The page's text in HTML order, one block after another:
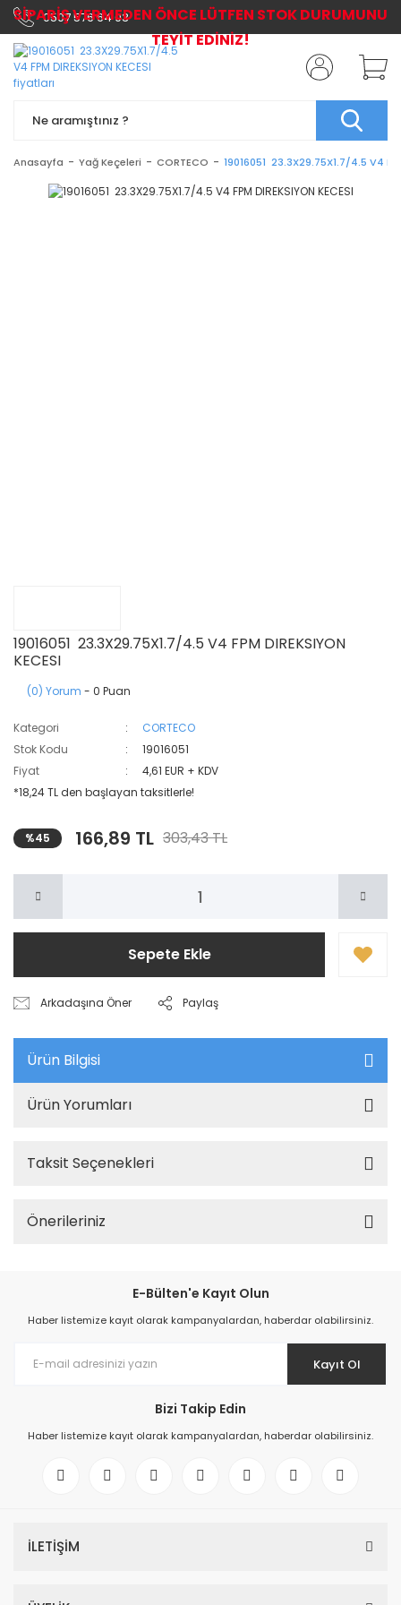
0507 576 64 03
Anasayfa Yağ Keçeleri CORTECO 19016051 23.3X29.75X1.7/4.5 V4
19016051 23.3X29.75X1.7/4.5 V4 FPM DIREKSIYON
KECESI
(0) Yorum - 0 Puan
Kategori
CORTECO
Stok Kodu
19016051
Fiyat
4,61 EUR + KDV
*18,24 TL den başlayan taksitlerle!
%45 166,89 TL 303,43 TL
Sepete Ekle
Arkadaşına Öner Paylaş
Ürün Bilgisi
Ürün Yorumları
Taksit Seçenekleri
Önerileriniz
E-Bülten'e Kayıt Olun
Haber listemize kayıt olarak kampanyalardan, haberdar olabilirsiniz.
Kayıt Ol
Bizi Takip Edin
Haber listemize kayıt olarak kampanyalardan, haberdar olabilirsiniz.
İLETİŞİM
SİPARİŞ VERMEDEN ÖNCE LÜTFEN STOK DURUMUNU
TEYİT EDİNİZ!